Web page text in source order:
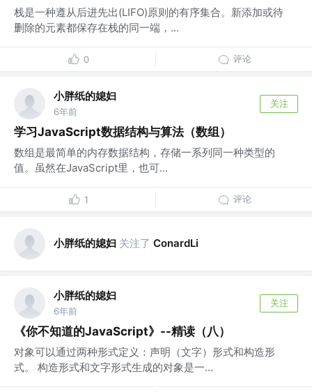
栈是一种遵从后进先出(LIFO)原则的有序集合。新添加或待
删除的元素都保存在栈的同一端，...
0 评论
小胖纸的媳妇
6年前
关注
学习JavaScript数据结构与算法（数组）
数组是最简单的内存数据结构，存储一系列同一种类型的
值。虽然在JavaScript里，也可...
1 评论
小胖纸的媳妇 关注了 ConardLi
小胖纸的媳妇
6年前
关注
《你不知道的JavaScript》--精读（八）
对象可以通过两种形式定义：声明（文字）形式和构造形
式。 构造形式和文字形式生成的对象是一...